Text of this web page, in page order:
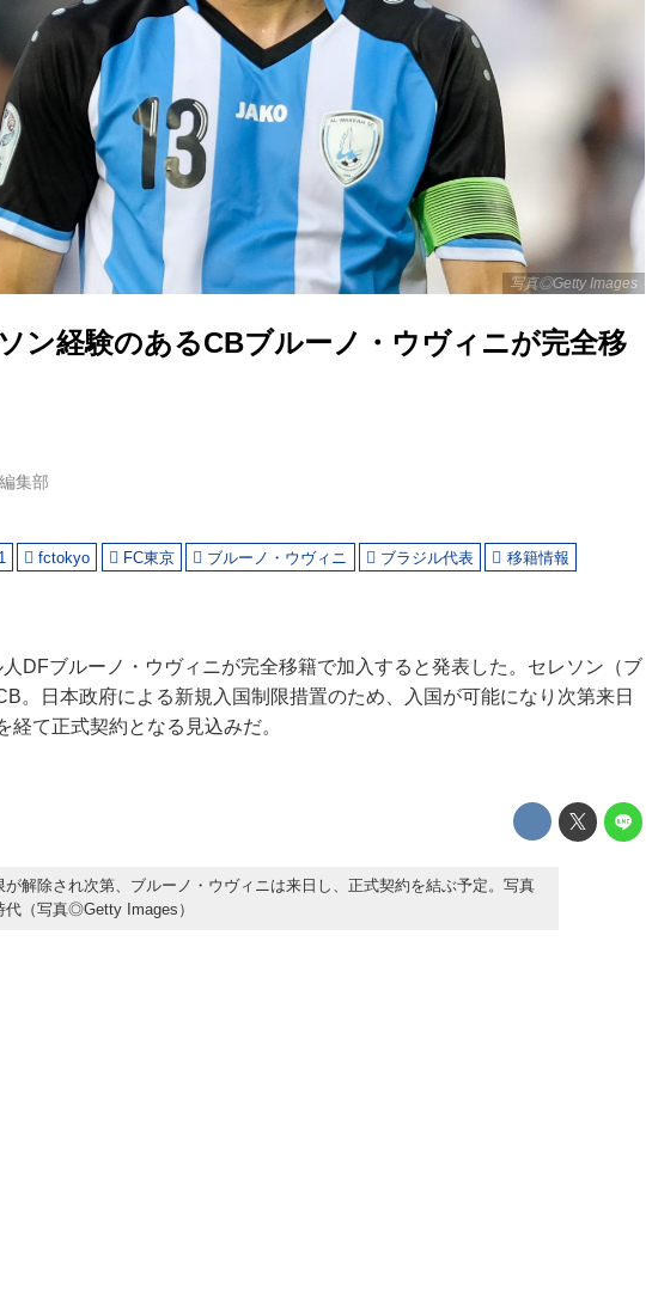
写真◎Getty Images
ソン経験のあるCBブルーノ・ウヴィニが完全移
集部
fctokyo FC東京 ブルーノ・ウヴィニ ブラジル代表
移籍情報
DFブルーノ・ウヴィニが完全移籍で加入すると発表した。セレソン（ブ
。日本政府による新規入国制限措置のため、入国が可能になり次第来日
経て正式契約となる見込みだ。
が解除され次第、ブルーノ・ウヴィニは来日し、正式契約を結ぶ予定。写真
代（写真◎Getty Images）